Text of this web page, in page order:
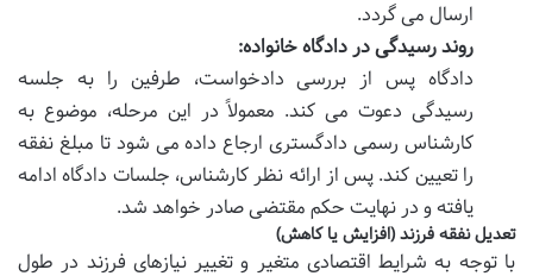
ارسال می گردد.
روند رسیدگی در دادگاه خانواده:
دادگاه پس از بررسی دادخواست، طرفین را به جلسه
رسیدگی دعوت می کند. معمولاً در این مرحله، موضوع به
کارشناس رسمی دادگستری ارجاع داده می شود تا مبلغ نفقه
را تعیین کند. پس از ارائه نظر کارشناس، جلسات دادگاه ادامه
یافته و در نهایت حکم مقتضی صادر خواهد شد.
تعدیل نفقه فرزند (افزایش یا کاهش)
با توجه به شرایط اقتصادی متغیر و تغییر نیازهای فرزند در طول